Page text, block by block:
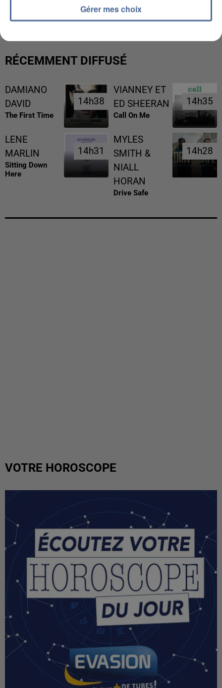
MAFIA INTERPELLÉ EN ALGÉRIE
RÉCEMMENT DIFFUSÉ
DAMIANO
DAVID
The First Time
14h38
14h38
VIANNEY ET
ED SHEERAN
Call On Me
14h35
14h35
LENE
MARLIN
Sitting Down
Here
14h31
14h31
MYLES
SMITH &
NIALL
HORAN
Drive Safe
14h28
14h28
VOTRE HOROSCOPE
Gérer mes choix